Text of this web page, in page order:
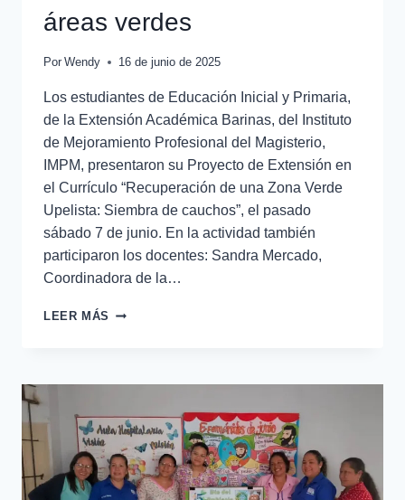
áreas verdes
Por Wendy 16 de junio de 2025
Los estudiantes de Educación Inicial y Primaria,
de la Extensión Académica Barinas, del Instituto
de Mejoramiento Profesional del Magisterio,
IMPM, presentaron su Proyecto de Extensión en
el Currículo “Recuperación de una Zona Verde
Upelista: Siembra de cauchos”, el pasado
sábado 7 de junio. En la actividad también
participaron los docentes: Sandra Mercado,
Coordinadora de la…
LEER MÁS